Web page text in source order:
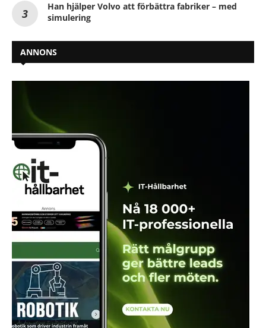
Han hjälper Volvo att förbättra fabriker – med
simulering
ANNONS